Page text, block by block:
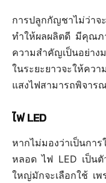
การปลูกกัญชาไม่ว่าจ
ทำให้ผลผลิตดี มีคุณภ
ความสำคัญเป็นอย่าง
ในระยะยาวจะให้คว
แสงไฟสามารถพิจาร
ไฟ LED
หากไม่มองว่าเป็นก
หลอด ไฟ LED เป็น
ใหญ่มักจะเลือกใช้ เ